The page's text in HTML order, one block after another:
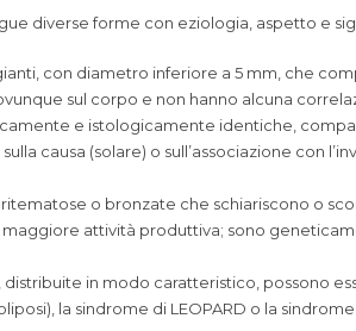
diverse forme con eziologia, aspetto e
con diametro inferiore a 5 mm, che
sul corpo e non hanno alcuna
e istologicamente identiche,
causa (solare) o sull’associazione con
o bronzate che schiariscono o
attività produttiva; sono
distribuite in modo caratteristico, possono
la sindrome di LEOPARD o la